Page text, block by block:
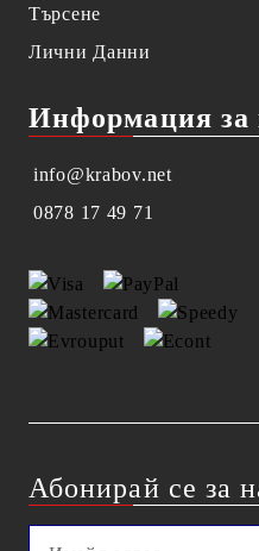
Търсене
Лични Данни
Информация за
info@krabov.net
0878 17 49 71
Абонирай се за